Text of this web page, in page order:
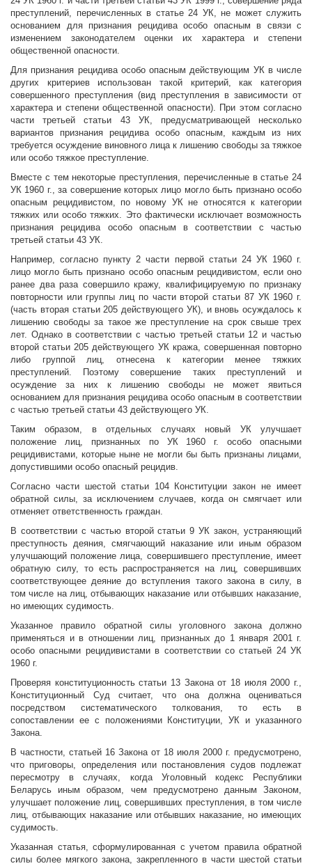
преступлений, перечисленных в статье 24 УК, не может служить
основанием для признания рецидива особо опасным в связи с
изменением законодателем оценки их характера и степени
общественной опасности.
Для признания рецидива особо опасным действующим УК в числе
других критериев использован такой критерий, как категория
совершенного преступления (вид преступления в зависимости от
характера и степени общественной опасности). При этом согласно
части третьей статьи 43 УК, предусматривающей несколько
вариантов признания рецидива особо опасным, каждым из них
требуется осуждение виновного лица к лишению свободы за тяжкое
или особо тяжкое преступление.
Вместе с тем некоторые преступления, перечисленные в статье 24
УК 1960 г., за совершение которых лицо могло быть признано особо
опасным рецидивистом, по новому УК не относятся к категории
тяжких или особо тяжких. Это фактически исключает возможность
признания рецидива особо опасным в соответствии с частью
третьей статьи 43 УК.
Например, согласно пункту 2 части первой статьи 24 УК 1960 г.
лицо могло быть признано особо опасным рецидивистом, если оно
ранее два раза совершило кражу, квалифицируемую по признаку
повторности или группы лиц по части второй статьи 87 УК 1960 г.
(часть вторая статьи 205 действующего УК), и вновь осуждалось к
лишению свободы за такое же преступление на срок свыше трех
лет. Однако в соответствии с частью третьей статьи 12 и частью
второй статьи 205 действующего УК кража, совершенная повторно
либо группой лиц, отнесена к категории менее тяжких
преступлений. Поэтому совершение таких преступлений и
осуждение за них к лишению свободы не может явиться
основанием для признания рецидива особо опасным в соответствии
с частью третьей статьи 43 действующего УК.
Таким образом, в отдельных случаях новый УК улучшает
положение лиц, признанных по УК 1960 г. особо опасными
рецидивистами, которые ныне не могли бы быть признаны лицами,
допустившими особо опасный рецидив.
Согласно части шестой статьи 104 Конституции закон не имеет
обратной силы, за исключением случаев, когда он смягчает или
отменяет ответственность граждан.
В соответствии с частью второй статьи 9 УК закон, устраняющий
преступность деяния, смягчающий наказание или иным образом
улучшающий положение лица, совершившего преступление, имеет
обратную силу, то есть распространяется на лиц, совершивших
соответствующее деяние до вступления такого закона в силу, в
том числе на лиц, отбывающих наказание или отбывших наказание,
но имеющих судимость.
Указанное правило обратной силы уголовного закона должно
применяться и в отношении лиц, признанных до 1 января 2001 г.
особо опасными рецидивистами в соответствии со статьей 24 УК
1960 г.
Проверяя конституционность статьи 13 Закона от 18 июля 2000 г.,
Конституционный Суд считает, что она должна оцениваться
посредством систематического толкования, то есть в
сопоставлении ее с положениями Конституции, УК и указанного
Закона.
В частности, статьей 16 Закона от 18 июля 2000 г. предусмотрено,
что приговоры, определения или постановления судов подлежат
пересмотру в случаях, когда Уголовный кодекс Республики
Беларусь иным образом, чем предусмотрено данным Законом,
улучшает положение лиц, совершивших преступления, в том числе
лиц, отбывающих наказание или отбывших наказание, но имеющих
судимость.
Указанная статья, сформулированная с учетом правила обратной
силы более мягкого закона, закрепленного в части шестой статьи